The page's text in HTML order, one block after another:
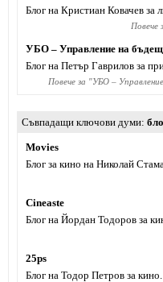
Блог на Кристиан Ковачев за
Повече
УБО – Управление на
Блог на Петър Гаврилов за
Повече за "УБО –
Съвпадащи ключови думи
Movies
Блог за кино на Николай
Cineaste
Блог на Йордан Тодоров за
25ps
Блог на Тодор Петров за кино.